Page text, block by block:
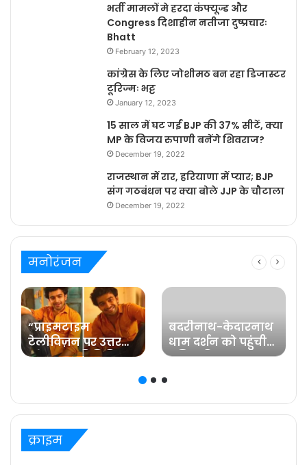
भर्ती मामलों मे हरदा कंफ्यूज्ड और
Congress दिशाहीन नतीजा दुष्प्रचारः
Bhatt
February 12, 2023
कांग्रेस के लिए जोशीमठ बन रहा डिजास्टर
टूरिज्मः भट्ट
January 12, 2023
15 साल में घट गईं BJP की 37% सीटें, क्या
MP के विजय रुपाणी बनेंगे शिवराज?
December 19, 2022
राजस्थान में रार, हरियाणा में प्यार; BJP
संग गठबंधन पर क्या बोले JJP के चौटाला
December 19, 2022
मनोरंजन
“प्राइमटाइम
टेलीविज़न पर उत्तर
प्रदेश का प्रतिनिधित्व
प्रविष्ट मिश्रा, कलर्स के
‘बरेली के बच्चन’ में
बदरीनाथ-केदारनाथ
धाम दर्शन को पहुंची
प्रसिद्ध फिल्म
क्राइम